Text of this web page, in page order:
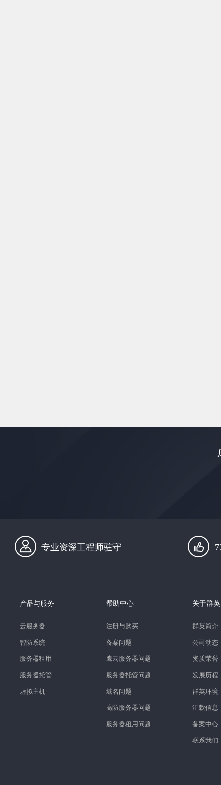
专业资深工程师驻守
产品与服务
云服务器
智防系统
服务器租用
服务器托管
虚拟主机
帮助中心
注册与购买
备案问题
鹰云服务器问题
服务器托管问题
域名问题
高防服务器问题
服务器租用问题
关于群英
群英简介
公司动态
资质荣誉
发展历程
群英环境
汇款信息
备案中心
联系我们